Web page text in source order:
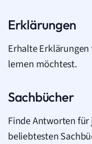
Erklärungen
Erhalte Erklärungen
lernen möchtest.
Sachbücher
Finde Antworten für
beliebtesten